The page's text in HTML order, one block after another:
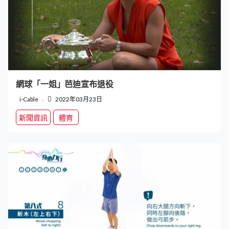
網球「一姐」芭迪宣布退役
i-Cable 2022年03月23日
新聞資訊 體育